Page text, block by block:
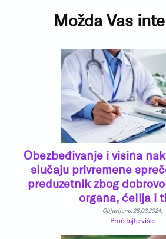
Možda Vas
Obezbeđivanje i visina
slučaju privremene
preduzetnik zbog
organa, ćelija i
Objavljeno: 28.03.2024.
Pročitajte više